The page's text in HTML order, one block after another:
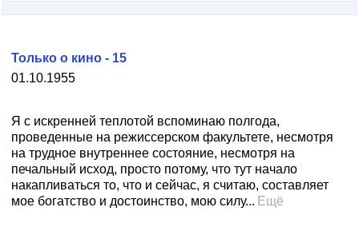
01.10.1955
Только о кино - 15
Я с искренней теплотой вспоминаю полгода,
проведенные на режиссерском факультете, несмотря
на трудное внутреннее состояние, несмотря на
печальный исход, просто потому, что тут начало
накапливаться то, что и сейчас, я считаю, составляет
мое богатство и достоинство, мою силу... Ещё